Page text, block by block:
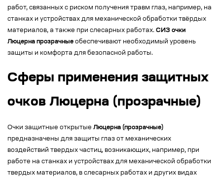
работ, связанных с риском получения травм глаз, например, на
станках и устройствах для механической обработки твёрдых
материалов, а также при слесарных работах. СИЗ очки
Люцерна прозрачные обеспечивают необходимый уровень
защиты и комфорта для безопасной работы.
Сферы применения защитных
очков Люцерна (прозрачные)
Очки защитные открытые Люцерна (прозрачные)
предназначены для защиты глаз от механических
воздействий твердых частиц, возникающих, например, при
работе на станках и устройствах для механической обработки
твердых материалов, в слесарных работах и других видах